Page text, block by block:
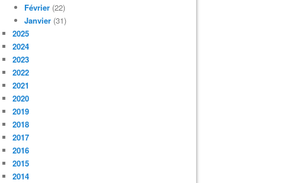
Février (22)
Janvier (31)
2025
2024
2023
2022
2021
2020
2019
2018
2017
2016
2015
2014